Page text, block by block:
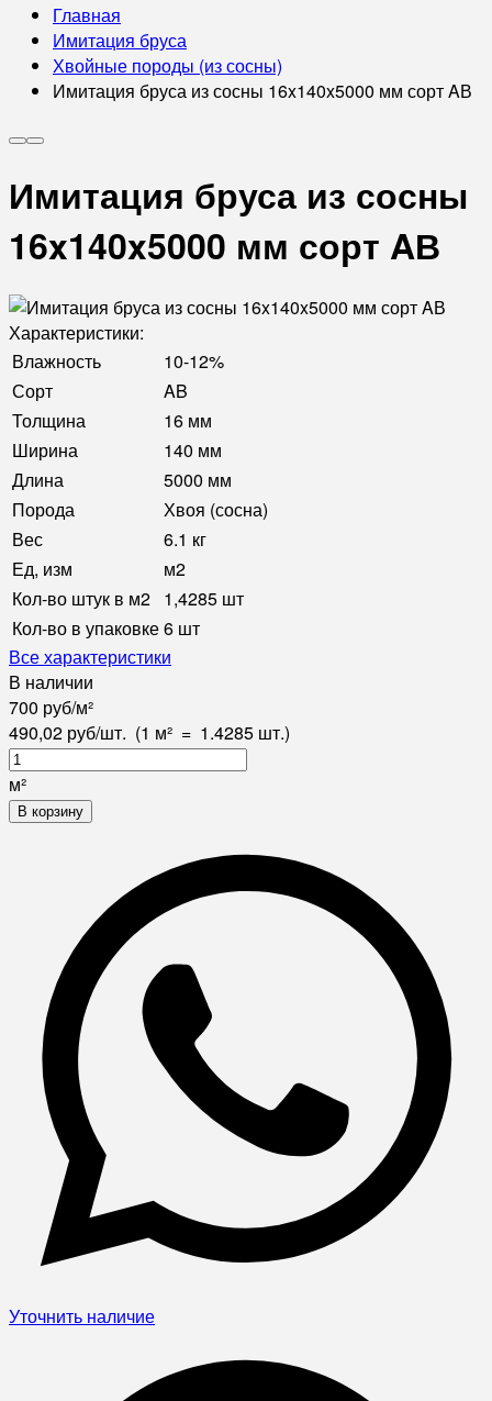
Главная
Имитация бруса
Хвойные породы (из сосны)
Имитация бруса из сосны 16x140x5000 мм сорт AВ
Имитация бруса из сосны
16x140x5000 мм сорт AВ
Характеристики:
Влажность
10-12%
Сорт
AB
Толщина
16 мм
Ширина
140 мм
Длина
5000 мм
Порода
Хвоя (сосна)
Вес
6.1 кг
Ед, изм
м2
Кол-во штук в м2 1,4285 шт
Кол-во в упаковке6 шт
Все характеристики
В наличии
700 руб/м²
490,02 руб/шт. (1 м² = 1.4285 шт.)
м²
В корзину
Уточнить наличие